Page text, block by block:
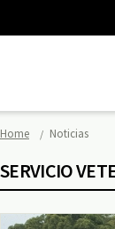
Home Noticias
SERVICIO